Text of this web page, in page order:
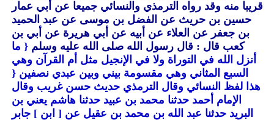
قريبا منه وقد رواه الترمذي والنسائي جميعا عن أبي عمار
حسين بن حريث عن الفضل بن موسى عن عبد الحميد
بن جعفر عن العلاء عن أبيه عن أبي هريرة عن أبي بن
كعب قال : قال رسول الله صلى الله عليه وسلم { ما
أنزل الله في التوراة ولا في الإنجيل مثل أم القرآن وهي
السبع المثاني وهي مقسومة بيني وبين عبدي نصفين {
هذا لفظ النسائي وقال الترمذي حديث حسن غريب وقال
الإمام أحمد حدثنا محمد بن عبيد حدثنا هاشم يعني بن
البريد حدثنا عبد الله بن محمد بن عقيل عن [ ابن ] جابر